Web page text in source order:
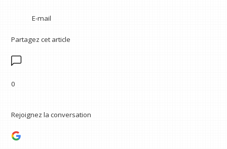
E-mail
Partagez cet article
0
Rejoignez la conversation